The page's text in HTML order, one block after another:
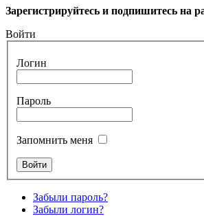
Зарегистрируйтесь и подпишитесь на
Войти
Логин
Пароль
Запомнить меня
Забыли пароль?
Забыли логин?